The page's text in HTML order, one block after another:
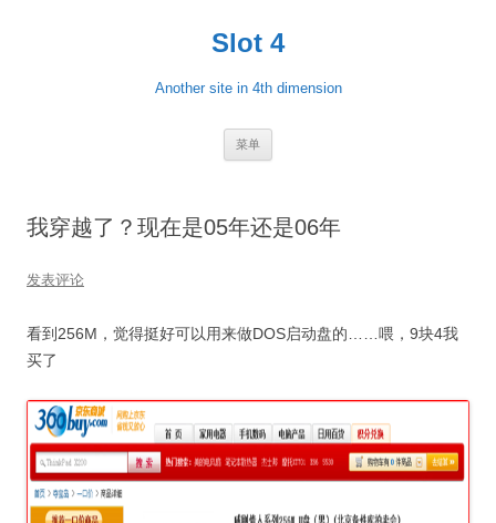
Slot 4
Another site in 4th dimension
菜单
我穿越了？现在是05年还是06年
发表评论
看到256M，觉得挺好可以用来做DOS启动盘的……喂，9块4我
买了